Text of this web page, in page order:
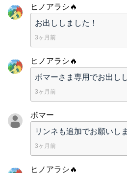
ヒノアラシ🔥
お出ししました！
3ヶ月前
ヒノアラシ🔥
ボマーさま専用でお出し
3ヶ月前
ボマー
リンネも追加でお願いし
3ヶ月前
ヒノアラシ🔥